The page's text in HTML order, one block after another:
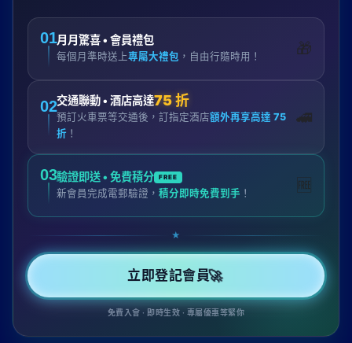
01月月驚喜 • 會員禮包
每個月準時送上專屬大禮包 ，自由行隨時用！ 🎁
02交通聯動 • 酒店高達75 折
預訂火車票等交通後，訂指定酒店額外再享高達 75
折 ！
🚄
03驗證即送 • 免費積分 FREE
新會員完成電郵驗證， 積分即時免費到手 ！ 🆓
★
立即登記會員🚀
免費入會 · 即時生效 · 專屬優惠等緊你